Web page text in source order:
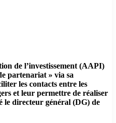
de l’investissement (AAPI)
partenariat » via sa
les contacts entre les
et leur permettre de réaliser
le directeur général (DG) de